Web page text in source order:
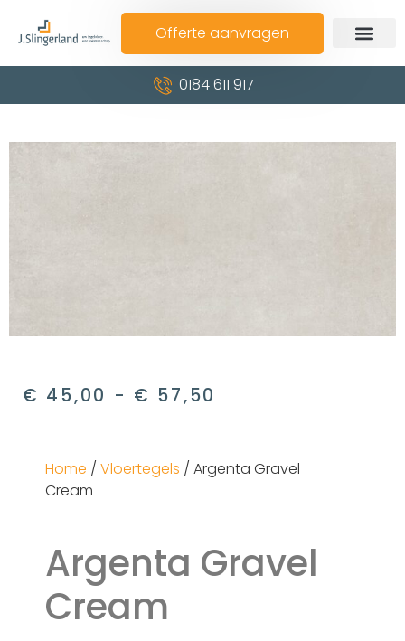
Offerte aanvragen
0184 611 917
€ 45,00 - € 57,50
Home / Vloertegels / Argenta Gravel
Cream
Argenta Gravel
Cream